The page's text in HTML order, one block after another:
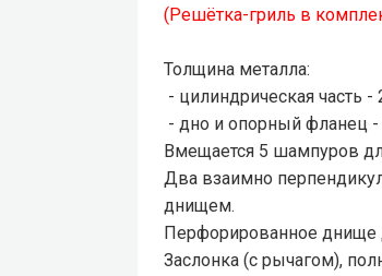
(Решётка-гриль в
Толщина металла:
- цилиндрическая часть
- дно и опорный фланец
Вмещается 5 шампуров
Два взаимно
днищем.
Перфорированное днище
Заслонка (с рычагом),